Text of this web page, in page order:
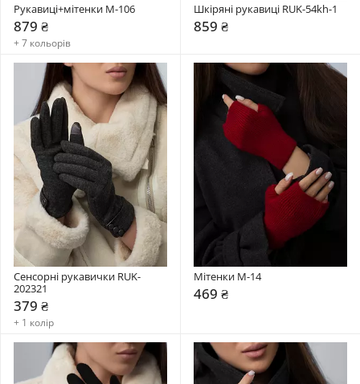
Рукавиці+мітенки М-106
879 ₴
+ 7 кольорів
Шкіряні рукавиці RUK-54kh-1
859 ₴
Сенсорні рукавички RUK-
202321
379 ₴
+ 1 колір
Мітенки М-14
469 ₴